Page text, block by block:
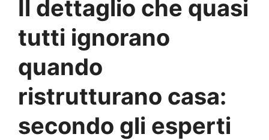
Il dettaglio che quasi
tutti ignorano
quando
ristrutturano casa:
secondo gli esperti